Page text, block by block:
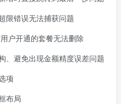
限错误无法捕获问题
户开通的套餐无法删除
、避免出现金额精度误差问题
项
布局